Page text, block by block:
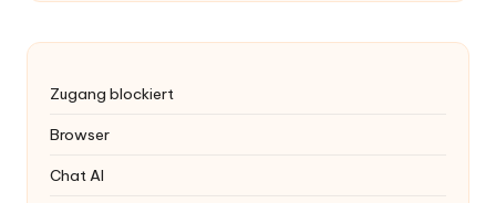
Zugang blockiert
Browser
Chat AI